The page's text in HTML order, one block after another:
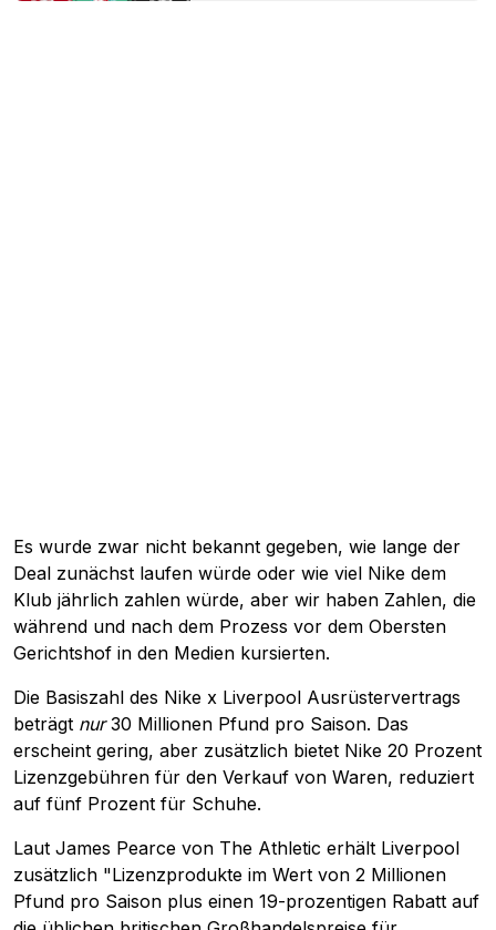
Es wurde zwar nicht bekannt gegeben, wie lange der
Deal zunächst laufen würde oder wie viel Nike dem
Klub jährlich zahlen würde, aber wir haben Zahlen, die
während und nach dem Prozess vor dem Obersten
Gerichtshof in den Medien kursierten.
Die Basiszahl des Nike x Liverpool Ausrüstervertrags
beträgt nur30 Millionen Pfund pro Saison. Das
erscheint gering, aber zusätzlich bietet Nike 20 Prozent
Lizenzgebühren für den Verkauf von Waren, reduziert
auf fünf Prozent für Schuhe.
Laut James Pearce von The Athletic erhält Liverpool
zusätzlich "Lizenzprodukte im Wert von 2 Millionen
Pfund pro Saison plus einen 19-prozentigen Rabatt auf